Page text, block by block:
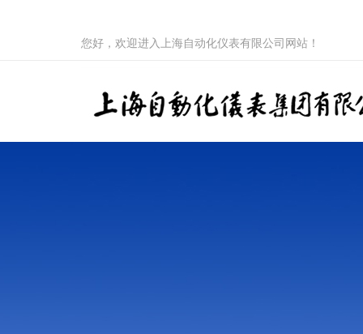
您好，欢迎进入上海自动化仪表有限公司网站！